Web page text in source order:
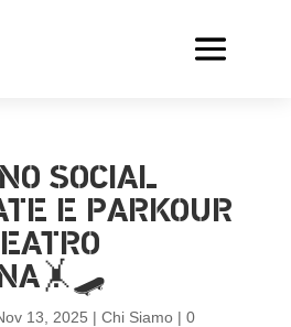
SOCIAL
E PARKOUR
13, 2025 | Chi Siamo| 0